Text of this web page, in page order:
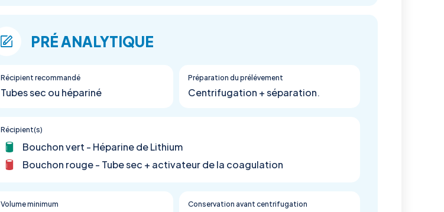
PRÉ ANALYTIQUE
Récipient recommandé
Tubes sec ou hépariné
Préparation du prélévement
Centrifugation + séparation.
Récipient(s)
Bouchon vert - Héparine de Lithium
Bouchon rouge - Tube sec + activateur de la coagulation
Volume minimum Conservation avant centrifugation